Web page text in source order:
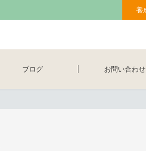
養
ブログ お問い合わせ